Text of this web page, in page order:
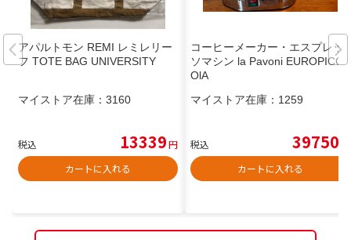
アパルトモン REMI レミレリー
フ TOTE BAG UNIVERSITY
マイストア在庫： 3160
税込 13339円
カートに入れる
コーヒーメーカー・エスプレッ
ソマシン la Pavoni EUROPICC
OlA
マイストア在庫： 1259
税込 39750
カートに入れる